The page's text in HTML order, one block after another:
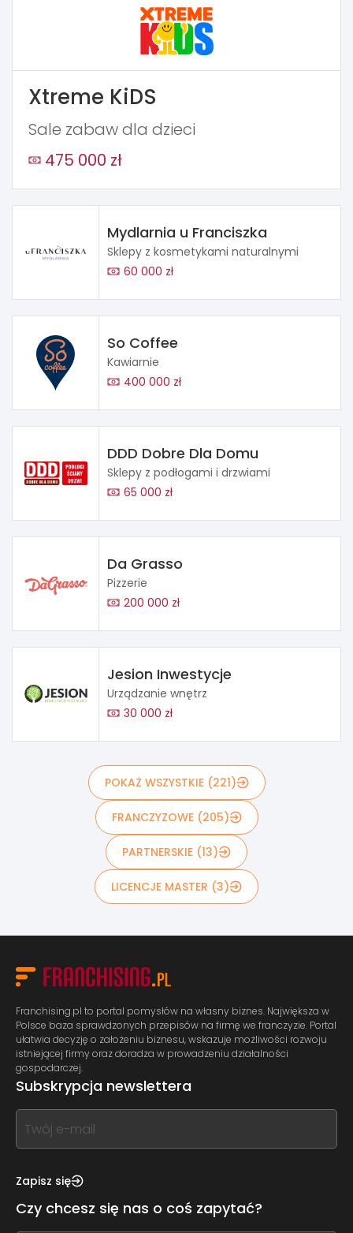
Xtreme KiDS
Sale zabaw dla dzieci
475 000 zł
Mydlarnia u Franciszka
Sklepy z kosmetykami naturalnymi
60 000 zł
So Coffee
Kawiarnie
400 000 zł
DDD Dobre Dla Domu
Sklepy z podłogami i drzwiami
65 000 zł
Da Grasso
Pizzerie
200 000 zł
Jesion Inwestycje
Urządzanie wnętrz
30 000 zł
POKAŻ WSZYSTKIE (221)
FRANCZYZOWE (205)
PARTNERSKIE (13)
LICENCJE MASTER (3)
Franchising.pl to portal pomysłów na własny biznes. Największa w
Polsce baza sprawdzonych przepisów na firmę we franczyzie. Portal
ułatwia decyzję o założeniu biznesu, wskazuje możliwości rozwoju
istniejącej firmy oraz doradza w prowadzeniu działalności
gospodarczej.
Subskrypcja newslettera
If
you
this,
this
Zapisz się
Czy chcesz się nas o coś zapytać?